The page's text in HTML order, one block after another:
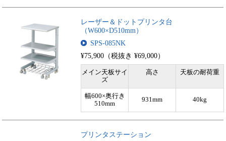
レーザー＆ドットプリンタ台
（W600×D510mm）
SPS-085NK
¥75,900（税抜き ¥69,000）
メイン天板サイ
ズ
高さ 天板の耐荷重
幅600×奥行き
510mm
931mm 40kg
プリンタステーション